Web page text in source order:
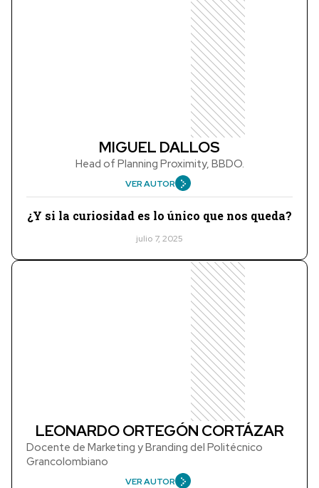
MIGUEL DALLOS
Head of Planning Proximity, BBDO.
VER AUTOR
¿Y si la curiosidad es lo único que nos queda?
julio 7, 2025
LEONARDO ORTEGÓN CORTÁZAR
Docente de Marketing y Branding del Politécnico
Grancolombiano
VER AUTOR